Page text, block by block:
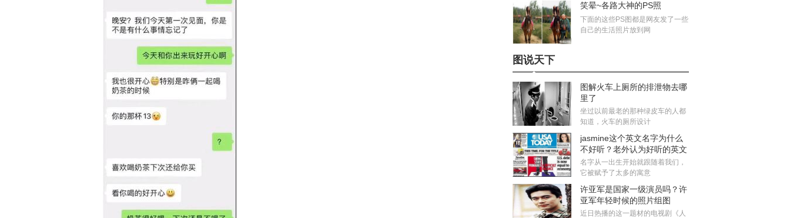
笑晕~各路大神的PS照
下面的这些PS图都是网友发了一些
自己的生活照片放到网
图说天下
图解火车上厕所的排泄物去哪
里了
坐过以前最老的那种绿皮车的人都
知道，火车的厕所设计
jasmine这个英文名字为什么
不好听？老外认为好听的英文
名有哪些
名字从一出生开始就跟随着我们，
它被赋予了太多的寓意
许亚军是国家一级演员吗？许
亚军年轻时候的照片组图
近日热播的这一题材的电视剧《人